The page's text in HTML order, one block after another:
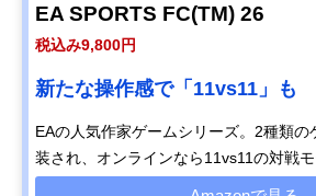
EA SPORTS FC(TM) 26
税込み9,800円
新たな操作感で「11vs11」も
EAの人気作家ゲームシリーズ。2種類の
装され、オンラインなら11vs11の対戦